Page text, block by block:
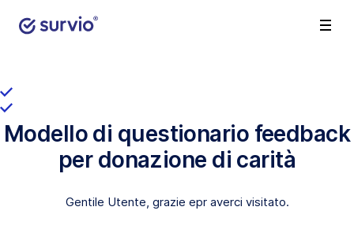
Modello di questionario feedback
per donazione di carità
Gentile Utente, grazie epr averci visitato.